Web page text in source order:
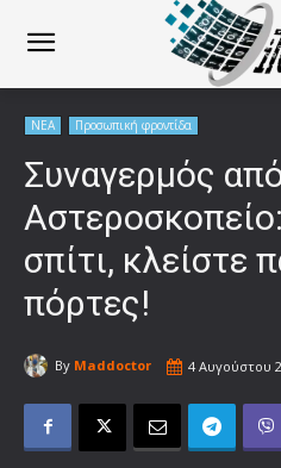
ΝΕΑ Προσωπική φροντίδα
Συναγερμός
σπίτι, κλείστε
πόρτες!
By Maddoctor 4 Αυγούστου